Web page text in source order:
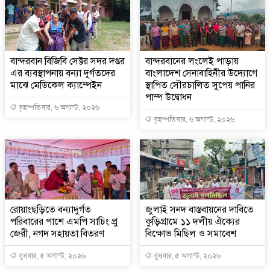
বান্দরবান বিজিবি সেক্টর সদর দপ্তর
এর ব্যবস্থাপনায় বন্যা দুর্গতদের
মাঝে মেডিকেল ক্যাম্পেইন
বৃহস্পতিবার, ৬ অগাস্ট, ২০২৬
বান্দরবানের লংলেই পাড়ায়
বাংলাদেশ সেনাবাহিনীর উদ্যোগে
স্থাপিত সৌরচালিত সুপেয় পানির
পাম্প উদ্বোধন
বৃহস্পতিবার, ৬ অগাস্ট, ২০২৬
রোয়াংছড়িতে বন্যাদুর্গত
পরিবারের পাশে এমপি সাচিং প্রু
জেরী, নগদ সহায়তা বিতরণ
বুধবার, ৫ অগাস্ট, ২০২৬
জুলাই সনদ বাস্তবায়নের দাবিতে
কুড়িগ্রামে ১১ দলীয় ঐক্যের
বিক্ষোভ মিছিল ও সমাবেশ
বুধবার, ৫ অগাস্ট, ২০২৬